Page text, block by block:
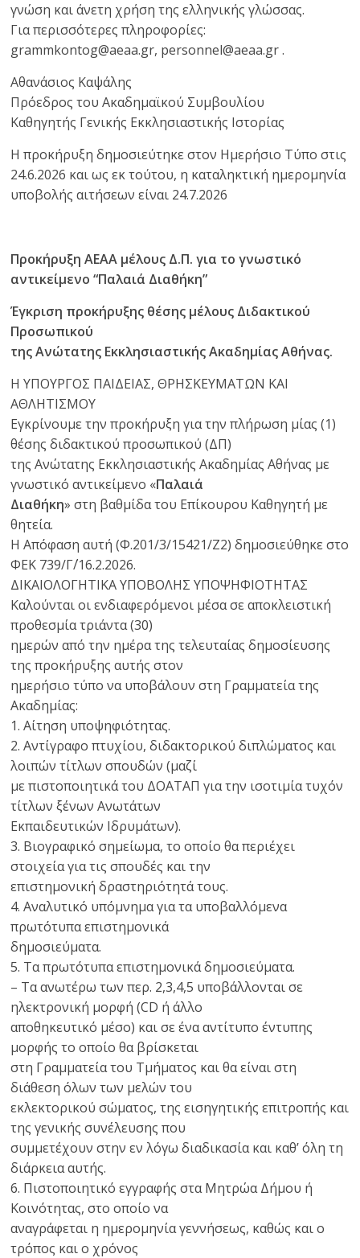
γνώση και άνετη χρήση της ελληνικής γλώσσας.
Για περισσότερες πληροφορίες:
grammkontog@aeaa.gr, personnel@aeaa.gr .
Αθανάσιος Καψάλης
Πρόεδρος του Ακαδημαϊκού Συμβουλίου
Καθηγητής Γενικής Εκκλησιαστικής Ιστορίας
Η προκήρυξη δημοσιεύτηκε στον Ημερήσιο Τύπο στις
24.6.2026 και ως εκ τούτου, η καταληκτική ημερομηνία
υποβολής αιτήσεων είναι 24.7.2026
Προκήρυξη ΑΕΑΑ μέλους Δ.Π. για το γνωστικό
αντικείμενο “Παλαιά Διαθήκη”
Έγκριση προκήρυξης θέσης μέλους Διδακτικού
Προσωπικού
της Ανώτατης Εκκλησιαστικής Ακαδημίας Αθήνας.
Η ΥΠΟΥΡΓΟΣ ΠΑΙΔΕΙΑΣ, ΘΡΗΣΚΕΥΜΑΤΩΝ ΚΑΙ
ΑΘΛΗΤΙΣΜΟΥ
Εγκρίνουμε την προκήρυξη για την πλήρωση μίας (1)
θέσης διδακτικού προσωπικού (ΔΠ)
της Ανώτατης Εκκλησιαστικής Ακαδημίας Αθήνας με
γνωστικό αντικείμενο «Παλαιά
Διαθήκη» στη βαθμίδα του Επίκουρου Καθηγητή με
θητεία.
Η Απόφαση αυτή (Φ.201/3/15421/Ζ2) δημοσιεύθηκε στο
ΦΕΚ 739/Γ΄/16.2.2026.
ΔΙΚΑΙΟΛΟΓΗΤΙΚΑ ΥΠΟΒΟΛΗΣ ΥΠΟΨΗΦΙΟΤΗΤΑΣ
Καλούνται οι ενδιαφερόμενοι μέσα σε αποκλειστική
προθεσμία τριάντα (30)
ημερών από την ημέρα της τελευταίας δημοσίευσης
της προκήρυξης αυτής στον
ημερήσιο τύπο να υποβάλουν στη Γραμματεία της
Ακαδημίας:
1. Αίτηση υποψηφιότητας.
2. Αντίγραφο πτυχίου, διδακτορικού διπλώματος και
λοιπών τίτλων σπουδών (μαζί
με πιστοποιητικά του ΔΟΑΤΑΠ για την ισοτιμία τυχόν
τίτλων ξένων Ανωτάτων
Εκπαιδευτικών Ιδρυμάτων).
3. Βιογραφικό σημείωμα, το οποίο θα περιέχει
στοιχεία για τις σπουδές και την
επιστημονική δραστηριότητά τους.
4. Αναλυτικό υπόμνημα για τα υποβαλλόμενα
πρωτότυπα επιστημονικά
δημοσιεύματα.
5. Τα πρωτότυπα επιστημονικά δημοσιεύματα.
– Τα ανωτέρω των περ. 2,3,4,5 υποβάλλονται σε
ηλεκτρονική μορφή (CD ή άλλο
αποθηκευτικό μέσο) και σε ένα αντίτυπο έντυπης
μορφής το οποίο θα βρίσκεται
στη Γραμματεία του Τμήματος και θα είναι στη
διάθεση όλων των μελών του
εκλεκτορικού σώματος, της εισηγητικής επιτροπής και
της γενικής συνέλευσης που
συμμετέχουν στην εν λόγω διαδικασία και καθ’ όλη τη
διάρκεια αυτής.
6. Πιστοποιητικό εγγραφής στα Μητρώα Δήμου ή
Κοινότητας, στο οποίο να
αναγράφεται η ημερομηνία γεννήσεως, καθώς και ο
τρόπος και ο χρόνος